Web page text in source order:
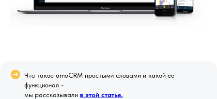
Что такое amoCRM простыми словами и какой ее
функционал -
мы рассказывали в этой статье.